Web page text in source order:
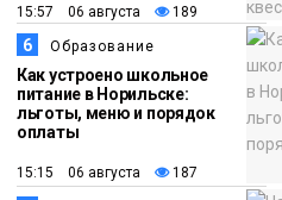
15:57 06 августа 189
6 Образование
Как устроено школьное
питание в Норильске:
льготы, меню и порядок
оплаты
15:15 06 августа 187